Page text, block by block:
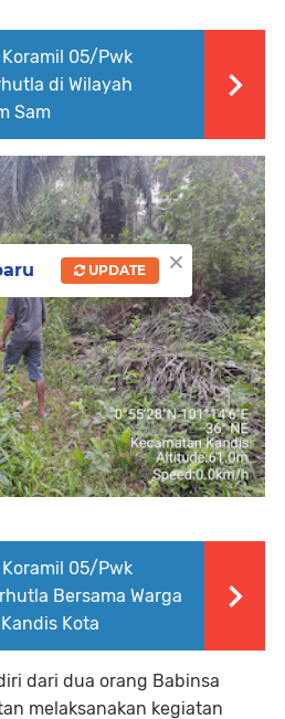
05/Pwk
di Wilayah
Sam
05/Pwk
Bersama Warga
Kota
dari dua orang Babinsa
melaksanakan kegiatan
×
UPDATE